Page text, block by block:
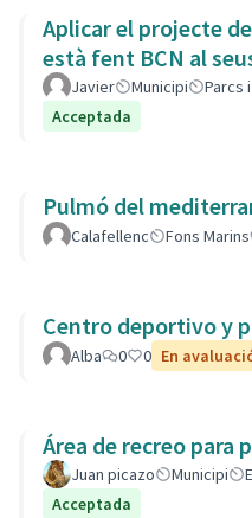
Aplicar el projecte
està fent BCN al
Javier Municipi Parcs
Acceptada
Pulmó del
Calafellenc Fons Marins
Centro deportivo y
Alba 0 0 En
Área de recreo para
Juan picazo Municipi
Acceptada